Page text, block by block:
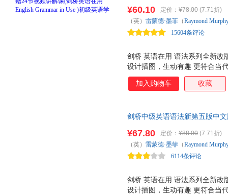
江苏人民出版社
湖北教育出版社
习系列全新升级！
剑桥 英语在用 语法系列全新改
设计插图，生动有趣 更符合当
习等数字资源 （扫码获取） 学
Grammar Series！ 全球热销
含初、中、高三个级别，由浅
充练习针对某些语法点进行重
知识，帮助读者找出薄弱环节
按字母顺序
¥60.10 定价： ¥78.00 (7.71折)
15604条评论
（英） 雷蒙德·墨菲 （Raymond
加入购物车 收藏
剑桥中级英语语法新第五版中
习系列全新升级！
剑桥 英语在用 语法系列全新改
设计插图，生动有趣 更符合当
¥67.80 定价： ¥88.00 (7.71折)
6114条评论
（英） 雷蒙德·墨菲 （Raymond